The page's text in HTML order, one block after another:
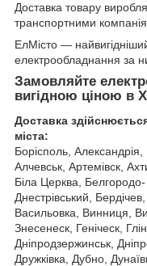
Доставка товару
транспортними
ЕлМісто —
електрообладнання за
Замовляйте
вигідною ціною в
Доставка
міста:
Борісполь, Александрія,
Алчевськ, Артемівск,
Біла Церква, Белгородо-
Днестрівський,
Васильовка, Винниця,
Знесенеск, Геніческ,
Дніпродзержинськ,
Дружківка, Дубно,